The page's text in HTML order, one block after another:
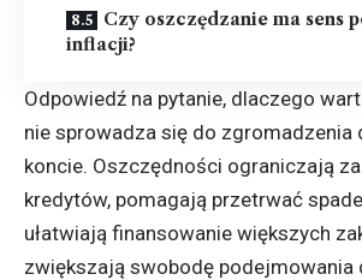
Czy oszczędzanie ma sens
inflacji?
Odpowiedź na pytanie, dlaczego
nie sprowadza się do zgromadzenia
koncie. Oszczędności ograniczają
kredytów, pomagają przetrwać
ułatwiają finansowanie większych
zwiększają swobodę podejmowania